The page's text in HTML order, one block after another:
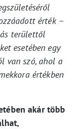
érték –
területtől
esetében egy
van szó, ahol a
értékben
akár több